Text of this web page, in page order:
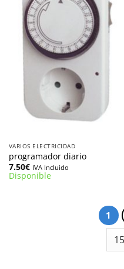
VARIOS ELECTRICIDAD
programador diario
7.50€ IVA Incluido
Disponible
1